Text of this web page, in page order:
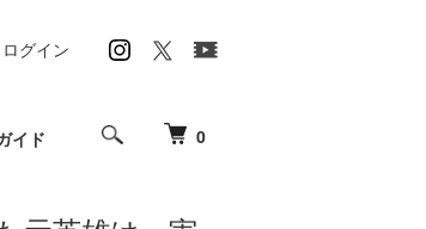
0
イド
ログイン